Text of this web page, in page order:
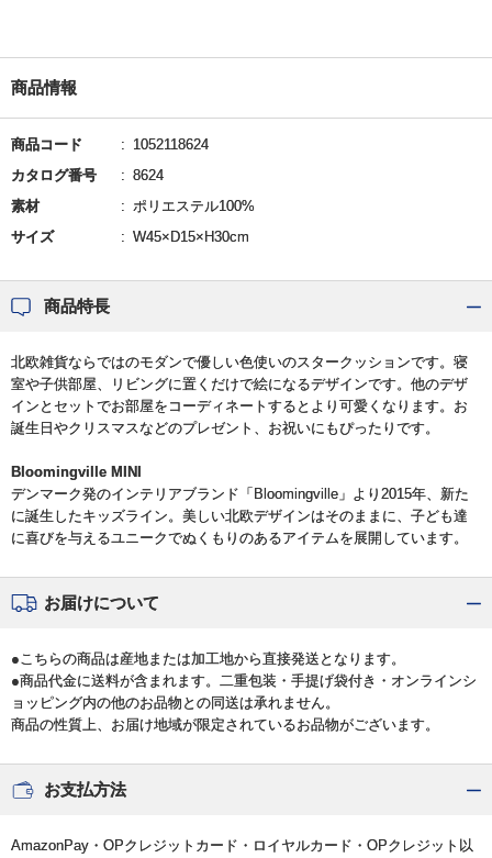
商品情報
商品コード
1052118624
カタログ番号
8624
素材
ポリエステル100%
サイズ
W45×D15×H30cm
商品特長
北欧雑貨ならではのモダンで優しい色使いのスタークッションです。寝
室や子供部屋、リビングに置くだけで絵になるデザインです。他のデザ
インとセットでお部屋をコーディネートするとより可愛くなります。お
誕生日やクリスマスなどのプレゼント、お祝いにもぴったりです。
Bloomingville MINI
デンマーク発のインテリアブランド「Bloomingville」より2015年、新た
に誕生したキッズライン。美しい北欧デザインはそのままに、子ども達
に喜びを与えるユニークでぬくもりのあるアイテムを展開しています。
お届けについて
●こちらの商品は産地または加工地から直接発送となります。
●商品代金に送料が含まれます。二重包装・手提げ袋付き・オンラインシ
ョッピング内の他のお品物との同送は承れません。
商品の性質上、お届け地域が限定されているお品物がございます。
お支払方法
AmazonPay・OPクレジットカード・ロイヤルカード・OPクレジット以